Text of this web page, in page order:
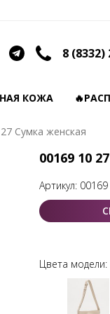
8 (8332)
КОЖА
Сумка женская
00169 10
Артикул:
Цвета модели: